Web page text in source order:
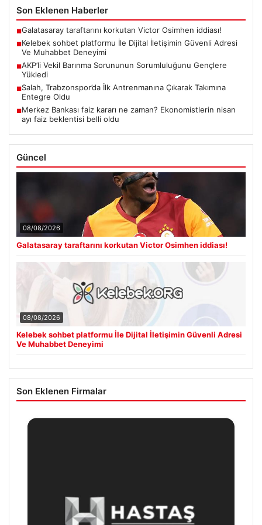
Son Eklenen Haberler
■Galatasaray taraftarını korkutan Victor Osimhen iddiası!
■Kelebek sohbet platformu İle Dijital İletişimin Güvenli Adresi
Ve Muhabbet Deneyimi
■AKP’li Vekil Barınma Sorununun Sorumluluğunu Gençlere
Yükledi
■Salah, Trabzonspor’da İlk Antrenmanına Çıkarak Takımına
Entegre Oldu
■Merkez Bankası faiz kararı ne zaman? Ekonomistlerin nisan
ayı faiz beklentisi belli oldu
Güncel
08/08/2026
Galatasaray taraftarını korkutan Victor Osimhen iddiası!
08/08/2026
Kelebek sohbet platformu İle Dijital İletişimin Güvenli Adresi
Ve Muhabbet Deneyimi
Son Eklenen Firmalar